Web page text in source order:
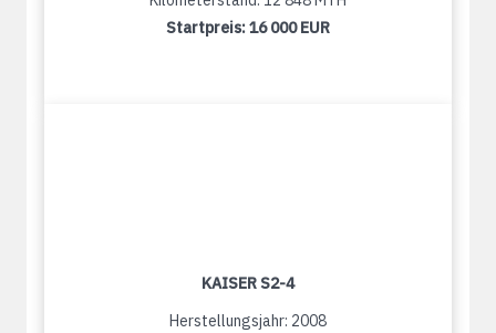
Startpreis:16 000 EUR
KAISER S2-4
Herstellungsjahr: 2008